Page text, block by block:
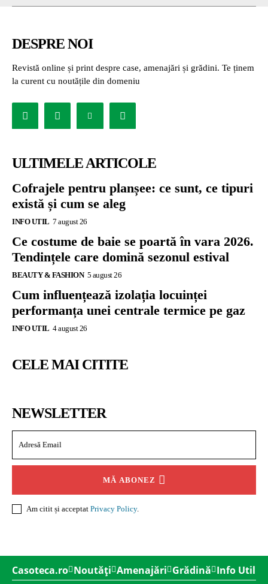
DESPRE NOI
Revistă online și print despre case, amenajări și grădini. Te ținem
la curent cu noutățile din domeniu
ULTIMELE ARTICOLE
Cofrajele pentru planșee: ce sunt, ce tipuri
există și cum se aleg
INFO UTIL 7 august 26
Ce costume de baie se poartă în vara 2026.
Tendințele care domină sezonul estival
BEAUTY & FASHION 5 august 26
Cum influențează izolația locuinței
performanța unei centrale termice pe gaz
INFO UTIL 4 august 26
CELE MAI CITITE
NEWSLETTER
MĂ ABONEZ
Am citit și acceptat Privacy Policy.
Casoteca.ro Noutăți Amenajări Grădină Info Util